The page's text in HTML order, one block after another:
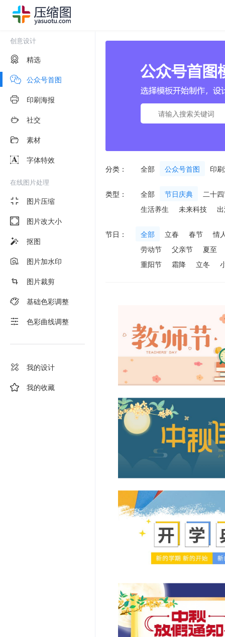
创意设计
精选
公众号首图
印刷海报
社交
素材
字体特效
在线图片处理
图片压缩
图片改大小
抠图
图片加水印
图片裁剪
基础色彩调整
色彩曲线调整
我的设计
我的收藏
分类： 全部 公众号首图 印
类型： 全部 节日庆典
二十
生活养生
未来科技
节日： 全部 立春 春节
情
劳动节
父亲节
夏至
重阳节
霜降 立冬